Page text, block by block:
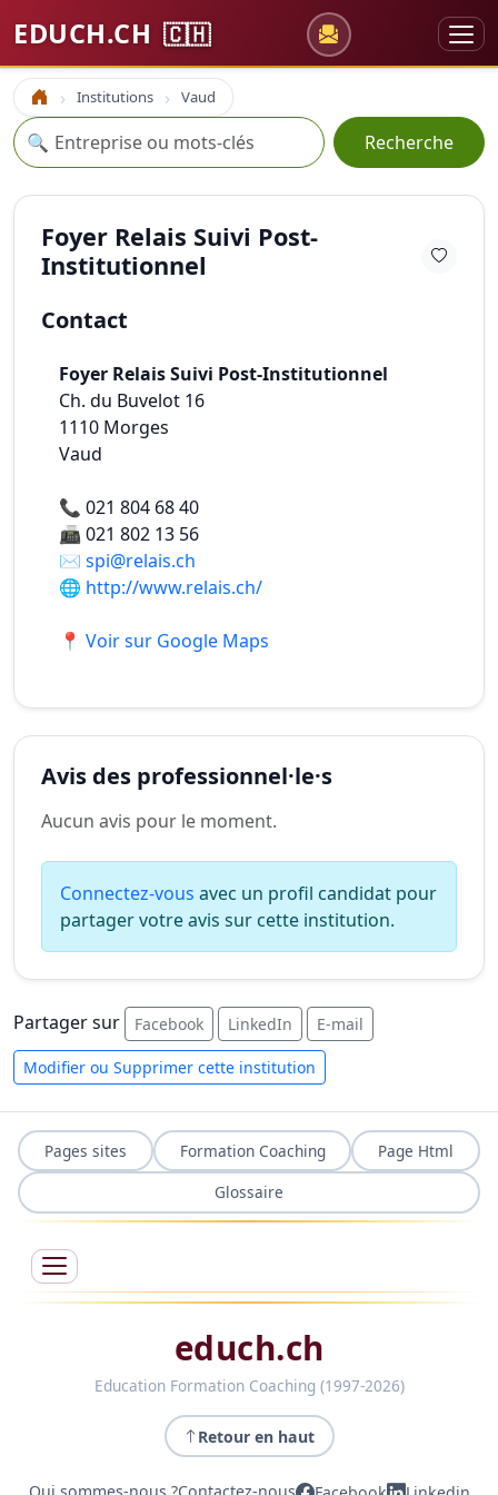
EDUCH.CH 🇨🇭
Accueil Institutions Vaud
Recherche
🔍 Recherche
Foyer Relais Suivi Post-
Institutionnel
Contact
Foyer Relais Suivi Post-Institutionnel
Ch. du Buvelot 16
1110 Morges
Vaud
📞 021 804 68 40
📠021 802 13 56
✉️ spi@relais.ch
🌐 http://www.relais.ch/
📍 Voir sur Google Maps
Avis des professionnel·le·s
Aucun avis pour le moment.
Connectez-vous avec un profil candidat pour
partager votre avis sur cette institution.
Partager sur Facebook LinkedIn E-mail
Modifier ou Supprimer cette institution
Pages sites Formation Coaching
Page Html
Glossaire
educh.ch
Education Formation Coaching (1997-2026)
Retour en haut